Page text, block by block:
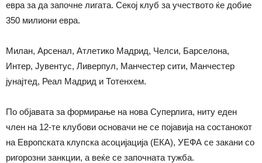
евра за да започне лигата. Секој клуб за учеството ќе добие
350 милиони евра.
Милан, Арсенал, Атлетико Мадрид, Челси, Барселона,
Интер, Јувентус, Ливерпул, Манчестер сити, Манчестер
јунајтед, Реал Мадрид и Тотенхем.
По објавата за формирање на нова Суперлига, ниту еден
член на 12-те клубови основачи не се појавија на состанокот
на Европската клупска асоцијација (ЕКА), УЕФА се закани со
ригорозни занкции, а веќе се започната тужба.